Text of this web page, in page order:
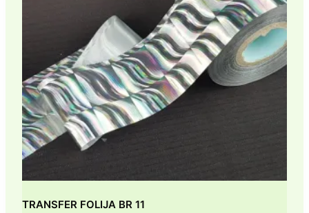
TRANSFER FOLIJA BR 11